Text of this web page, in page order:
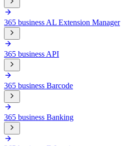
365 business AL Extension Manager
365 business API
365 business Barcode
365 business Banking